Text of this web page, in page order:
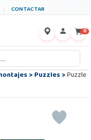
CONTACTAR
0
>Puzzles>Puzzle